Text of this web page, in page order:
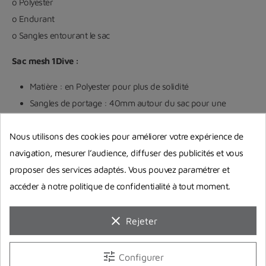
o Endurant
o Sangles entourant le sac
Sac mesh 1Dive :
Matière : en Polyester pour plus de solidité
Sangles de portage : 40mm autour du sac pour une
Compartiment secondaire : Poche zippée à rabat
Ouverture : par Zip en U pour un accès facilité au matériel
Zone de personnalisation : Oui pour ajouter son nom ou
son Centre de plongée
Volume intérieur : 80L
Couleur : couleur adaptée à la panoplie 1Dive
Nous utilisons des cookies pour améliorer votre expérience de
navigation, mesurer l’audience, diffuser des publicités et vous
proposer des services adaptés. Vous pouvez paramétrer et
accéder à notre politique de confidentialité à tout moment.
clear Rejeter
tune Configurer